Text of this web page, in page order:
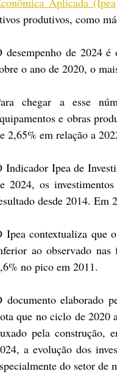
produtivos, como
desempenho de 2024
o ano de 2020, o
chegar a esse
e obras
2,65% em relação a
Indicador Ipea de
2024, os
desde 2014. Em
Ipea contextualiza que
ao observado
no pico em 2011.
documento elaborado
que no ciclo de 2020
pela construção,
a evolução dos
do setor de